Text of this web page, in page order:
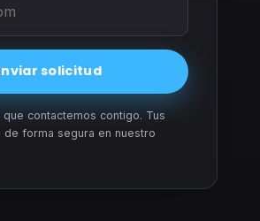
solicitud
contactemos contigo. Tus
de forma segura en nuestro